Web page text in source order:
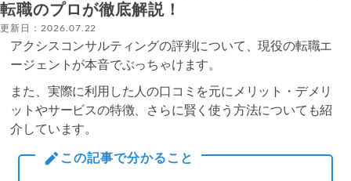
転職のプロが徹底解説！
更新日：2026.07.22
アクシスコンサルティングの評判について、現役の転職エ
ージェントが本音でぶっちゃけます。
また、実際に利用した人の口コミを元にメリット・デメリ
ットやサービスの特徴、さらに賢く使う方法についても紹
介しています。
この記事で分かること